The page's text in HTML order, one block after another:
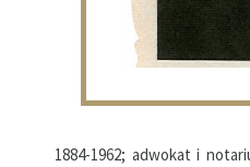
1884-1962; adwokat i